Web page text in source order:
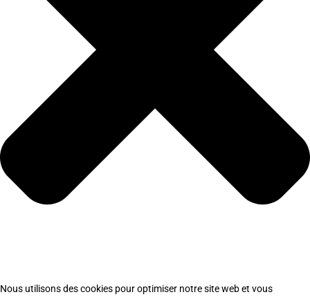
Nous utilisons des cookies pour optimiser notre site web et vous